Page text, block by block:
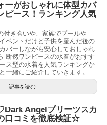
ーがおしゃれに体型カバ
ピース！ランキング人気
付き合いや、家族でプールや
ベントだけど子供を産んだ後の
バーしながら安心しておしゃれ
断然ワンピースの水着がおすす
ス型の水着を人気ランキングか
一緒にご紹介していきます。
記事を読む
Angelプリーツスカ
口コミを徹底検証☆